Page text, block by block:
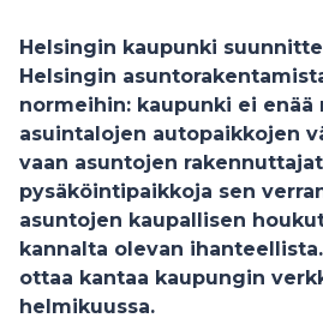
Helsingin kaupunki
Helsingin
normeihin: kaupunki ei enää
asuintalojen autopaikkojen
vaan asuntojen
pysäköintipaikkoja sen
asuntojen kaupallisen
kannalta olevan
ottaa kantaa kaupungin
helmikuussa.